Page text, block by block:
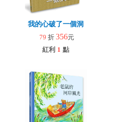
我的心破了一個洞
79 折 356元
紅利 1 點